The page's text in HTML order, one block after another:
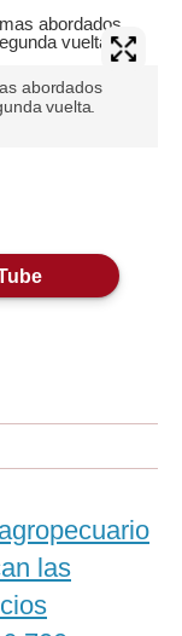
abordados
vuelta.
las